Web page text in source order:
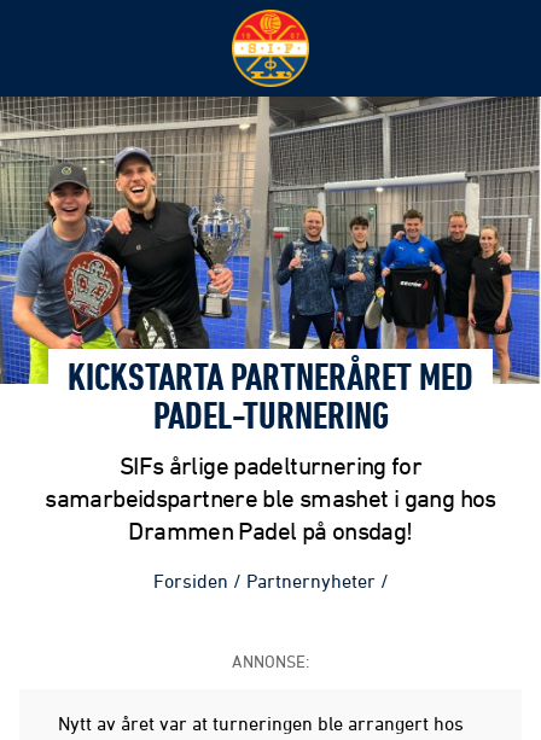
KICKSTARTA PARTNERÅRET MED
PADEL-TURNERING
SIFs årlige padelturnering for
samarbeidspartnere ble smashet i gang hos
Drammen Padel på onsdag!
Forsiden / Partnernyheter /
ANNONSE:
Nytt av året var at turneringen ble arrangert hos